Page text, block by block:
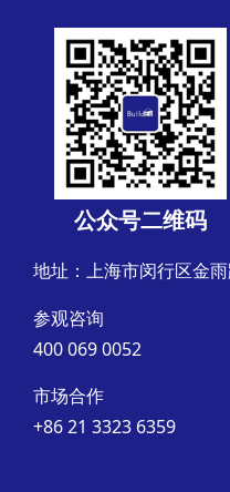
公众号二维码
地址：上海市闵行区金
参观咨询
400 069 0052
市场合作
+86 21 3323 6359